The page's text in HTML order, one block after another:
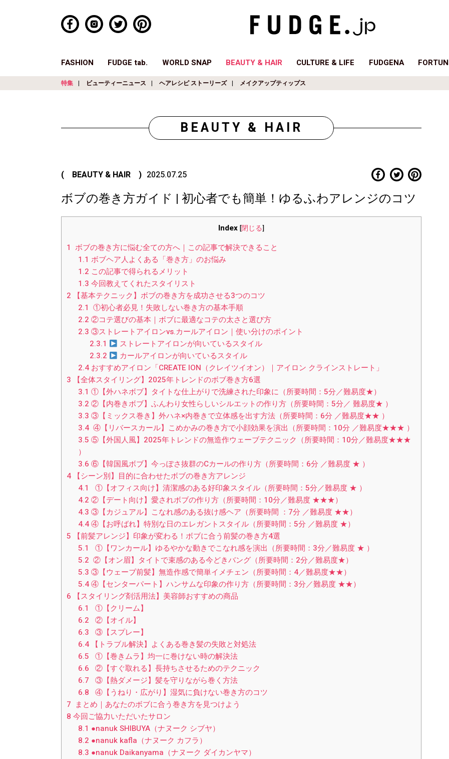
FASHION FUDGE tab. WORLD SNAP BEAUTY & HAIR CULTURE & LIFE FUDGENA
特集 ビューティーニュース ヘアレシピ ストーリーズ メイクアップティップス
BEAUTY & HAIR
( BEAUTY & HAIR ) 2025.07.25
ボブの巻き方ガイド | 初心者でも簡単！ゆるふわアレンジのコツ
Index [閉じる]
1 ボブの巻き方に悩む全ての方へ｜この記事で解決できること
1.1 ボブヘア人よくある「巻き方」のお悩み
1.2 この記事で得られるメリット
1.3 今回教えてくれたスタイリスト
2 【基本テクニック】ボブの巻き方を成功させる3つのコツ
2.1 ①初心者必見！失敗しない巻き方の基本手順
2.2 ②コテ選びの基本｜ボブに最適なコテの太さと選び方
2.3 ③ストレートアイロンvs.カールアイロン｜使い分けのポイント
2.3.1
ストレートアイロンが向いているスタイル
2.3.2
カールアイロンが向いているスタイル
2.4おすすめアイロン「CREATE ION（クレイツイオン）｜アイロン クラインストレート」
3 【全体スタイリング】2025年トレンドのボブ巻き方6選
3.1 ①【外ハネボブ】タイトな仕上がりで洗練された印象に（所要時間：5分／難易度★）
3.2 ②【内巻きボブ】ふんわり女性らしいシルエットの作り方（所要時間：5分／ 難易度★ ）
3.3 ③【ミックス巻き】外ハネ×内巻きで立体感を出す方法（所要時間：6分 ／難易度★★ ）
3.4④【リバースカール】こめかみの巻き方で小顔効果を演出（所要時間：10分 ／難易度★★★ ）
3.5 ⑤【外国人風】2025年トレンドの無造作ウェーブテクニック（所要時間：10分／難易度★★★
）
3.6 ⑥【韓国風ボブ】今っぽさ抜群のCカールの作り方（所要時間：6分 ／難易度 ★ ）
4 【シーン別】目的に合わせたボブの巻き方アレンジ
4.1
①【オフィス向け】清潔感のある好印象スタイル（所要時間：5分／難易度 ★ ）
4.2 ②【デート向け】愛されボブの作り方（所要時間：10分／難易度 ★★★）
4.3 ③【カジュアル】こなれ感のある抜け感ヘア（所要時間 ：7分 ／難易度 ★★）
4.4④【お呼ばれ】特別な日のエレガントスタイル（所要時間：5分 ／難易度 ★）
5 【前髪アレンジ】印象が変わる！ボブに合う前髪の巻き方4選
5.1
①【ワンカール】ゆるやかな動きでこなれ感を演出（所要時間：3分／難易度 ★ ）
5.2 ②【オン眉】タイトで束感のある今どきバング（所要時間：2分／難易度★）
5.3 ③【ウェーブ前髪】無造作感で簡単イメチェン（所要時間：4／難易度★★）
5.4④【センターパート】ハンサムな印象の作り方（所要時間：3分／難易度 ★★）
6 【スタイリング剤活用法】美容師おすすめの商品
6.1
①【クリーム】
6.2 ②【オイル】
6.3 ③【スプレー】
6.4【トラブル解決】よくある巻き髪の失敗と対処法
6.5 ①【巻きムラ】均一に巻けない時の解決法
6.6 ②【すぐ取れる】長持ちさせるためのテクニック
6.7 ③【熱ダメージ】髪を守りながら巻く方法
6.8 ④【うねり・広がり】湿気に負けない巻き方のコツ
7 まとめ｜あなたのボブに合う巻き方を見つけよう
8 今回ご協力いただいたサロン
8.1 ●nanuk SHIBUYA（ナヌーク シブヤ）
8.2 ●nanuk kafla（ナヌーク カフラ）
8.3 ●nanuk Daikanyama（ナヌーク ダイカンヤマ）